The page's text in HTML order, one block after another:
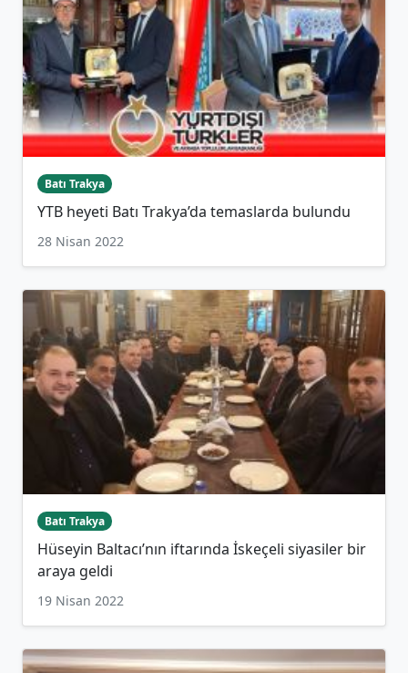
Batı Trakya
YTB heyeti Batı Trakya’da temaslarda bulundu
28 Nisan 2022
Batı Trakya
Hüseyin Baltacı’nın iftarında İskeçeli siyasiler bir
araya geldi
19 Nisan 2022